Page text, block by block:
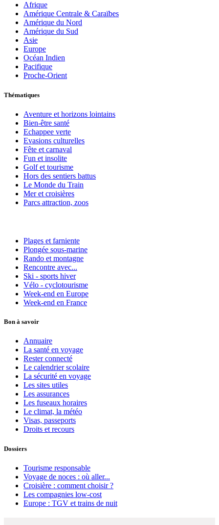
Afrique
Amérique Centrale & Caraïbes
Amérique du Nord
Amérique du Sud
Asie
Europe
Océan Indien
Pacifique
Proche-Orient
Thématiques
Aventure et horizons lointains
Bien-être santé
Echappee verte
Evasions culturelles
Fête et carnaval
Fun et insolite
Golf et tourisme
Hors des sentiers battus
Le Monde du Train
Mer et croisières
Parcs attraction, zoos
Plages et farniente
Plongée sous-marine
Rando et montagne
Rencontre avec...
Ski - sports hiver
Vélo - cyclotourisme
Week-end en Europe
Week-end en France
Bon à savoir
Annuaire
La santé en voyage
Rester connecté
Le calendrier scolaire
La sécurité en voyage
Les sites utiles
Les assurances
Les fuseaux horaires
Le climat, la météo
Visas, passeports
Droits et recours
Dossiers
Tourisme responsable
Voyage de noces : où aller...
Croisière : comment choisir ?
Les compagnies low-cost
Europe : TGV et trains de nuit